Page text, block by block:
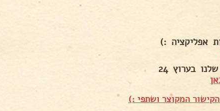
אפליקציה :)
בערוץ 24
המקוצר ושתפי :)